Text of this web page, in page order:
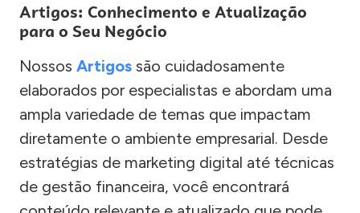
Artigos: Conhecimento e Atualização
para o Seu Negócio
Nossos Artigos são cuidadosamente
elaborados por especialistas e abordam uma
ampla variedade de temas que impactam
diretamente o ambiente empresarial. Desde
estratégias de marketing digital até técnicas
de gestão financeira, você encontrará